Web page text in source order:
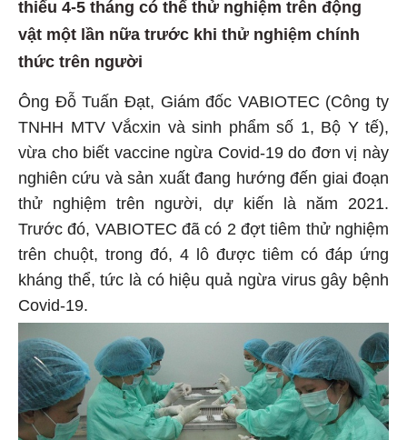
thiểu 4-5 tháng có thể thử nghiệm trên động
vật một lần nữa trước khi thử nghiệm chính
thức trên người
Ông Đỗ Tuấn Đạt, Giám đốc VABIOTEC (Công ty
TNHH MTV Vắcxin và sinh phẩm số 1, Bộ Y tế),
vừa cho biết vaccine ngừa Covid-19 do đơn vị này
nghiên cứu và sản xuất đang hướng đến giai đoạn
thử nghiệm trên người, dự kiến là năm 2021.
Trước đó, VABIOTEC đã có 2 đợt tiêm thử nghiệm
trên chuột, trong đó, 4 lô được tiêm có đáp ứng
kháng thể, tức là có hiệu quả ngừa virus gây bệnh
Covid-19.